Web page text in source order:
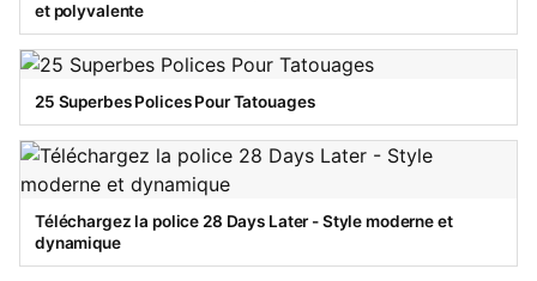
et polyvalente
25 Superbes Polices Pour Tatouages
Téléchargez la police 28 Days Later - Style moderne et
dynamique